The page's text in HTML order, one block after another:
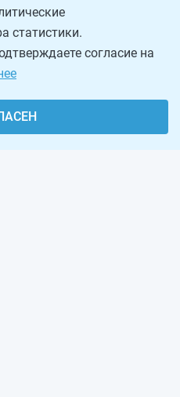
статистики.
согласие на